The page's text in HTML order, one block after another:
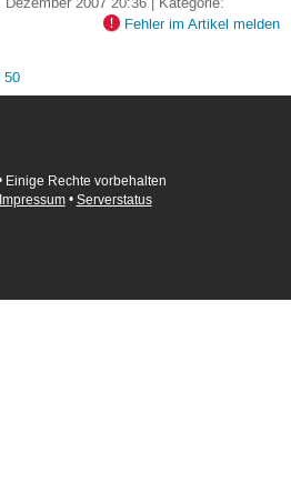
2007 20:36 | Kategorie:
Fehler im Artikel melden
50
Rechte vorbehalten
Impressum• Serverstatus